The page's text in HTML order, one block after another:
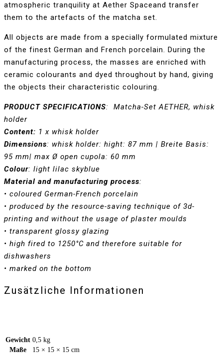
atmospheric tranquility at Aether Spaceand transfer
them to the artefacts of the matcha set.
All objects are made from a specially formulated mixture
of the finest German and French porcelain. During the
manufacturing process, the masses are enriched with
ceramic colourants and dyed throughout by hand, giving
the objects their characteristic colouring.
PRODUCT SPECIFICATIONS: Matcha-Set AETHER, whisk
holder
Content: 1 x whisk holder
Dimensions: whisk holder: hight: 87 mm | Breite Basis:
95 mm| max Ø open cupola: 60 mm
Colour: light lilac skyblue
Material and manufacturing process:
• coloured German-French porcelain
• produced by the resource-saving technique of 3d-
printing and without the usage of plaster moulds
• transparent glossy glazing
• high fired to 1250°C and therefore suitable for
dishwashers
• marked on the bottom
Zusätzliche Informationen
Gewicht 0,5 kg
Maße
15 × 15 × 15 cm